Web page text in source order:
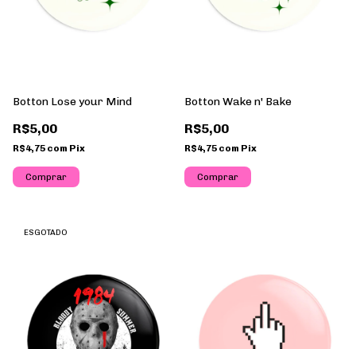
Botton Lose your Mind
R$5,00
R$4,75 com Pix
Botton Wake n' Bake
R$5,00
R$4,75 com Pix
ESGOTADO